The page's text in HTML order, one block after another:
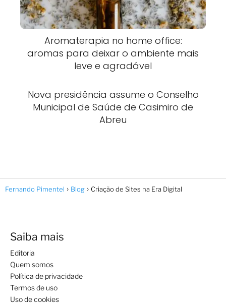
Aromaterapia no home office:
aromas para deixar o ambiente mais
leve e agradável
Nova presidência assume o Conselho
Municipal de Saúde de Casimiro de
Abreu
Fernando Pimentel Blog Criação de Sites na Era Digital
Saiba mais
Editoria
Quem somos
Política de privacidade
Termos de uso
Uso de cookies